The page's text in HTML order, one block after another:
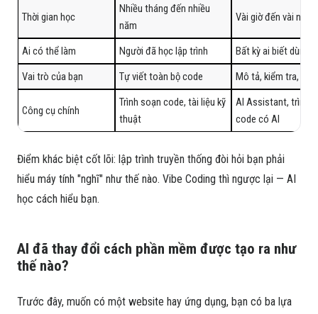
Thời gian học
Nhiều tháng đến nhiều
năm
Vài giờ đến vài ngày
Ai có thể làm Người đã học lập trình
Bất kỳ ai biết dùng
Vai trò của bạn
Tự viết toàn bộ code Mô tả, kiểm tra,
Công cụ chính
Trình soạn code, tài liệu kỹ
thuật
AI Assistant, trình
code có AI
Điểm khác biệt cốt lõi: lập trình truyền thống đòi hỏi bạn phải
hiểu máy tính "nghĩ" như thế nào. Vibe Coding thì ngược lại — AI
học cách hiểu bạn.
AI đã thay đổi cách phần mềm được tạo ra như
thế nào?
Trước đây, muốn có một website hay ứng dụng, bạn có ba lựa